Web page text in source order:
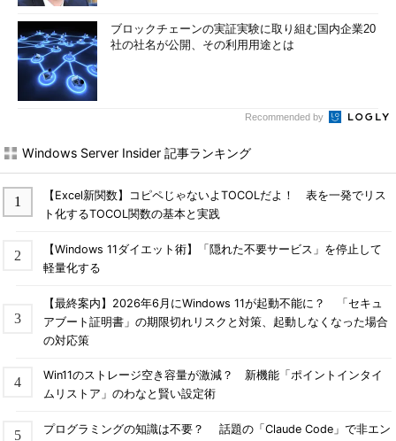
レードされないように、ブロックの設定を行っておく。
TIPS「アップグレードしたWindows 10を元のWindows 7
／8.1に戻す（復元する）
状況によってはユーザーに何も問い合わせることなくWindows
10へのアップグレード作業が行われることがあるようである。そ
の場合は、アップグレード作業の最後の段階（Windows 10にア
（「これは法的文書です」の画面）が表示されるので、そこで
［拒否］をクリックするとロールバックして元に戻せる（該当画
でロールバックする）。
今後Windows 10へアップグレードするつもりがないなら、
「Windows 10を入手する」アプリ（とそのアイコン）を無効化
TIPS「 『Windows 10を入手する』アイコンをタスクトレ
ブロックチェーンの実証実験に取り組む国内企業20
社の社名が公開、その利用用途とは
Recommended by
Windows Server Insider 記事ランキング
【Excel新関数】コピペじゃないよTOCOLだよ！ 表を一発でリス
ト化するTOCOL関数の基本と実践
【Windows 11ダイエット術】「隠れた不要サービス」を停止して
軽量化する
【最終案内】2026年6月にWindows 11が起動不能に？ 「セキュ
アブート証明書」の期限切れリスクと対策、起動しなくなった場合
の対応策
Win11のストレージ空き容量が激減？ 新機能「ポイントインタイ
ムリストア」のわなと賢い設定術
プログラミングの知識は不要？ 話題の「Claude Code」で非エン